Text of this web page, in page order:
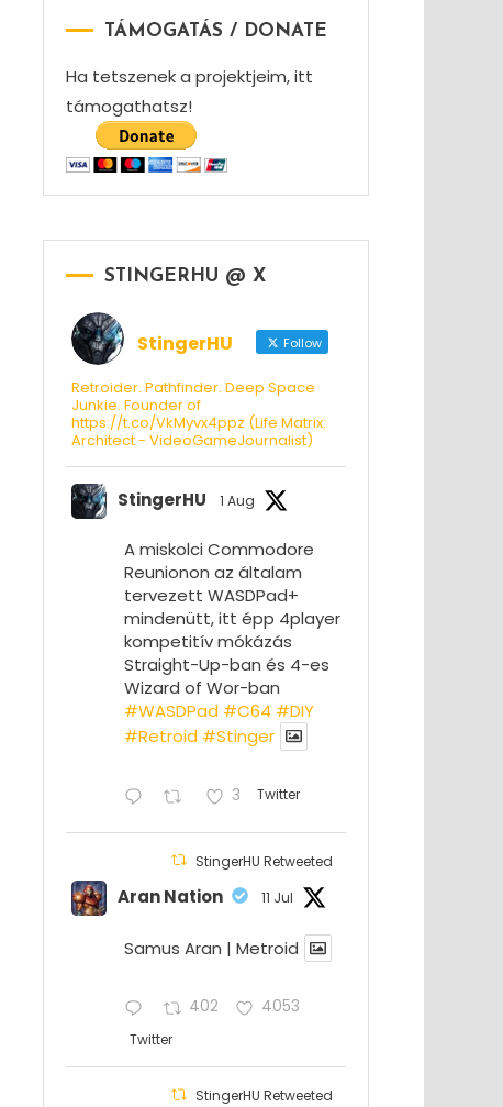
TÁMOGATÁS / DONATE
Ha tetszenek a projektjeim, itt
támogathatsz!
STINGERHU @ X
StingerHU Follow
Retroider. Pathfinder. Deep Space
Junkie. Founder of
https://t.co/VkMyvx4ppz (Life Matrix:
Architect - VideoGameJournalist)
StingerHU 1 Aug
A miskolci Commodore
Reunionon az általam
tervezett WASDPad+
mindenütt, itt épp 4player
kompetitív mókázás
Straight-Up-ban és 4-es
Wizard of Wor-ban
#WASDPad #C64 #DIY
#Retroid #Stinger
3 Twitter
StingerHU Retweeted
Aran Nation 11 Jul
Samus Aran | Metroid
402 4053
Twitter
StingerHU Retweeted